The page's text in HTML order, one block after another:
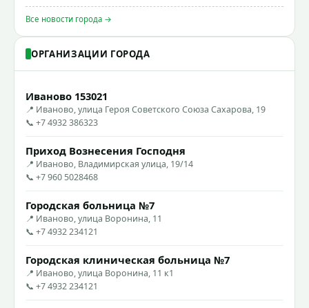
Все новости города →
ОРГАНИЗАЦИИ ГОРОДА
Иваново 153021
📍 Иваново, улица Героя Советского Союза Сахарова, 19
📞 +7 4932 386323
Приход Вознесения Господня
📍 Иваново, Владимирская улица, 19/14
📞 +7 960 5028468
Городская больница №7
📍 Иваново, улица Воронина, 11
📞 +7 4932 234121
Городская клиническая больница №7
📍 Иваново, улица Воронина, 11 к1
📞 +7 4932 234121